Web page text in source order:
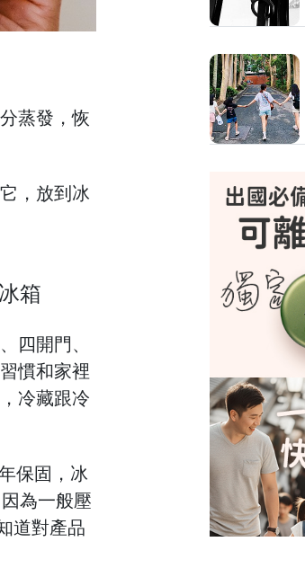
蒸發，恢
，放到冰
箱
四開門、
慣和家裡
冷藏跟冷
保固，冰
為一般壓
道對產品